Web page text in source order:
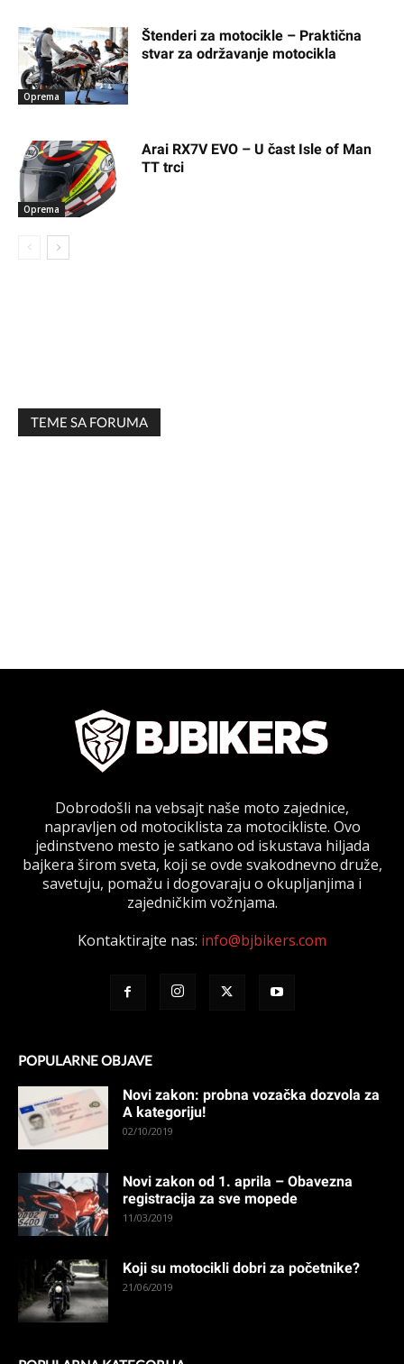
Oprema
Štenderi za motocikle – Praktična
stvar za održavanje motocikla
Oprema
Arai RX7V EVO – U čast Isle of Man
TT trci
TEME SA FORUMA
Dobrodošli na vebsajt naše moto zajednice,
napravljen od motociklista za motocikliste. Ovo
jedinstveno mesto je satkano od iskustava hiljada
bajkera širom sveta, koji se ovde svakodnevno druže,
savetuju, pomažu i dogovaraju o okupljanjima i
zajedničkim vožnjama.
Kontaktirajte nas: info@bjbikers.com
POPULARNE OBJAVE
Novi zakon: probna vozačka dozvola za
A kategoriju!
02/10/2019
Novi zakon od 1. aprila – Obavezna
registracija za sve mopede
11/03/2019
Koji su motocikli dobri za početnike?
21/06/2019